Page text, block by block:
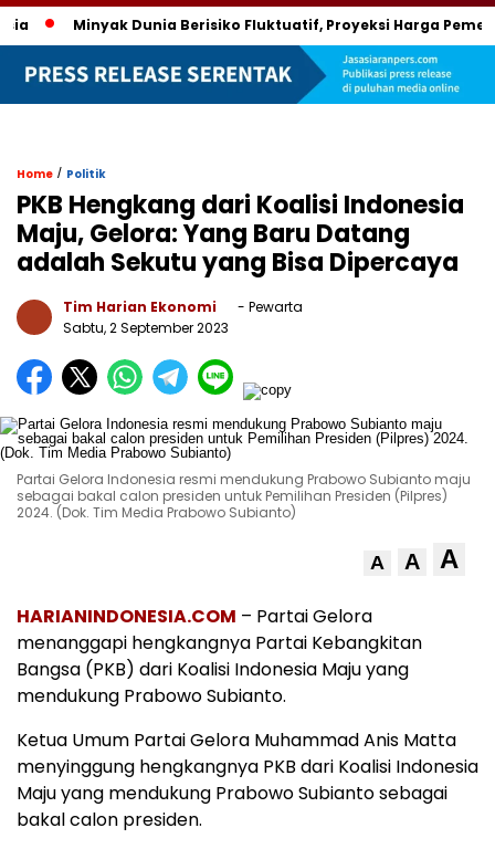
Minyak Dunia Berisiko Fluktuatif, Proyeksi Harga
Home / Politik
PKB Hengkang dari Koalisi Indonesia
Maju, Gelora: Yang Baru Datang
adalah Sekutu yang Bisa Dipercaya
Tim Harian Ekonomi
- Pewarta
Sabtu, 2 September 2023
Partai Gelora Indonesia resmi mendukung Prabowo Subianto maju
sebagai bakal calon presiden untuk Pemilihan Presiden (Pilpres)
2024. (Dok. Tim Media Prabowo Subianto)
A A A
HARIANINDONESIA.COM – Partai Gelora
menanggapi hengkangnya Partai Kebangkitan
Bangsa (PKB) dari Koalisi Indonesia Maju yang
mendukung Prabowo Subianto.
Ketua Umum Partai Gelora Muhammad Anis Matta
menyinggung hengkangnya PKB dari Koalisi Indonesia
Maju yang mendukung Prabowo Subianto sebagai
bakal calon presiden.